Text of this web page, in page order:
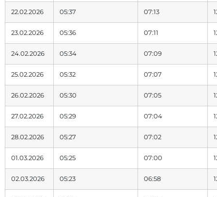
22.02.2026 05:37 07:13
23.02.2026 05:36 07:11
24.02.2026 05:34 07:09
25.02.2026 05:32 07:07
26.02.2026 05:30 07:05
27.02.2026 05:29 07:04
28.02.2026 05:27 07:02
01.03.2026 05:25 07:00
02.03.2026 05:23 06:58